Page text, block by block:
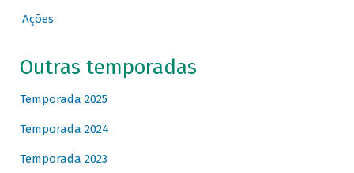
Ações
Outras temporadas
Temporada 2025
Temporada 2024
Temporada 2023